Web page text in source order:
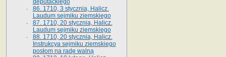
deputackiego
86. 1710, 3 stycznia, Halicz.
Laudum sejmiku ziemskiego
87. 1710, 20 stycznia, Halicz.
Laudum sejmiku ziemskiego
88. 1710, 20 stycznia, Halicz.
Instrukcya sejmiku ziemskiego
posłom na radę walną